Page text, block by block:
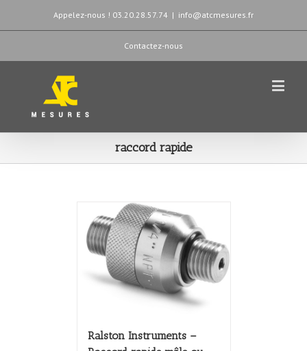
Appelez-nous ! 03.20.28.57.74 | info@atcmesures.fr
Contactez-nous
raccord rapide
Ralston Instruments –